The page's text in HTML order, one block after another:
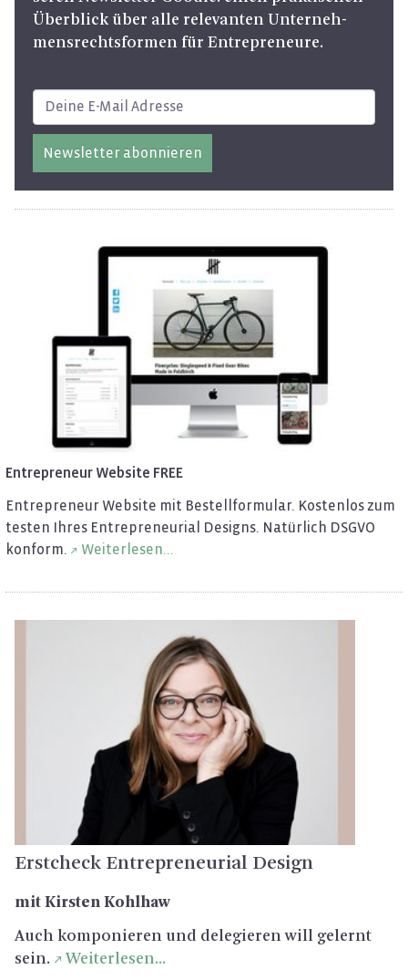
Über­blick über alle re­le­van­ten Un­ter­neh­
mens­rechts­for­men für En­tre­pre­neu­re.
Newsletter abonnieren
En­tre­pre­neur Web­site FREE
En­tre­pre­neur Web­site mit Be­stell­for­mu­lar. Kos­ten­los zum
tes­ten Ihres En­tre­pre­neu­ri­al De­signs. Na­tür­lich DSGVO
kon­form.
Wei­ter­le­sen...
Erst­check En­tre­pre­neu­ri­al De­sign
mit Kirs­ten Kohl­haw
Auch kom­po­nie­ren und de­le­gie­ren will ge­lernt
sein.
Wei­ter­le­sen...